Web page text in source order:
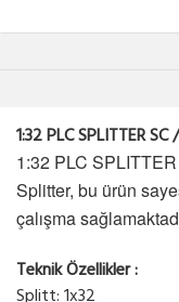
1:32 PLC SPLITTER
1:32 PLC
Splitter, bu ürün
çalışma
Teknik Özellikler :